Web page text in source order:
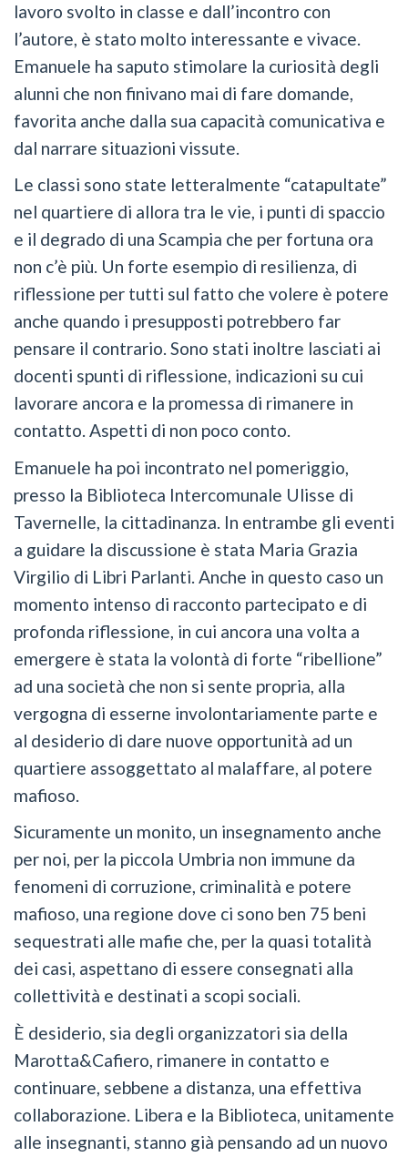
lavoro svolto in classe e dall’incontro con
l’autore, è stato molto interessante e vivace.
Emanuele ha saputo stimolare la curiosità degli
alunni che non finivano mai di fare domande,
favorita anche dalla sua capacità comunicativa e
dal narrare situazioni vissute.
Le classi sono state letteralmente “catapultate”
nel quartiere di allora tra le vie, i punti di spaccio
e il degrado di una Scampia che per fortuna ora
non c’è più. Un forte esempio di resilienza, di
riflessione per tutti sul fatto che volere è potere
anche quando i presupposti potrebbero far
pensare il contrario. Sono stati inoltre lasciati ai
docenti spunti di riflessione, indicazioni su cui
lavorare ancora e la promessa di rimanere in
contatto. Aspetti di non poco conto.
Emanuele ha poi incontrato nel pomeriggio,
presso la Biblioteca Intercomunale Ulisse di
Tavernelle, la cittadinanza. In entrambe gli eventi
a guidare la discussione è stata Maria Grazia
Virgilio di Libri Parlanti. Anche in questo caso un
momento intenso di racconto partecipato e di
profonda riflessione, in cui ancora una volta a
emergere è stata la volontà di forte “ribellione”
ad una società che non si sente propria, alla
vergogna di esserne involontariamente parte e
al desiderio di dare nuove opportunità ad un
quartiere assoggettato al malaffare, al potere
mafioso.
Sicuramente un monito, un insegnamento anche
per noi, per la piccola Umbria non immune da
fenomeni di corruzione, criminalità e potere
mafioso, una regione dove ci sono ben 75 beni
sequestrati alle mafie che, per la quasi totalità
dei casi, aspettano di essere consegnati alla
collettività e destinati a scopi sociali.
È desiderio, sia degli organizzatori sia della
Marotta&Cafiero, rimanere in contatto e
continuare, sebbene a distanza, una effettiva
collaborazione. Libera e la Biblioteca, unitamente
alle insegnanti, stanno già pensando ad un nuovo